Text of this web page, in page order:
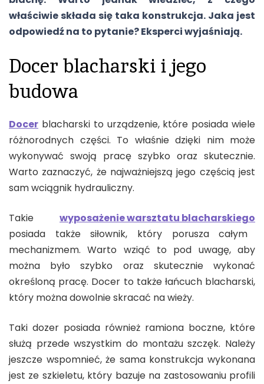
właściwie składa się taka konstrukcja. Jaka jest
odpowiedź na to pytanie? Eksperci wyjaśniają.
Docer blacharski i jego
budowa
Docer blacharski to urządzenie, które posiada wiele
różnorodnych części. To właśnie dzięki nim może
wykonywać swoją pracę szybko oraz skutecznie.
Warto zaznaczyć, że najważniejszą jego częścią jest
sam wciągnik hydrauliczny.
Takie wyposażenie warsztatu blacharskiego
posiada także siłownik, który porusza całym
mechanizmem. Warto wziąć to pod uwagę, aby
można było szybko oraz skutecznie wykonać
określoną pracę. Docer to także łańcuch blacharski,
który można dowolnie skracać na wieży.
Taki dozer posiada również ramiona boczne, które
służą przede wszystkim do montażu szczęk. Należy
jeszcze wspomnieć, że sama konstrukcja wykonana
jest ze szkieletu, który bazuje na zastosowaniu profili